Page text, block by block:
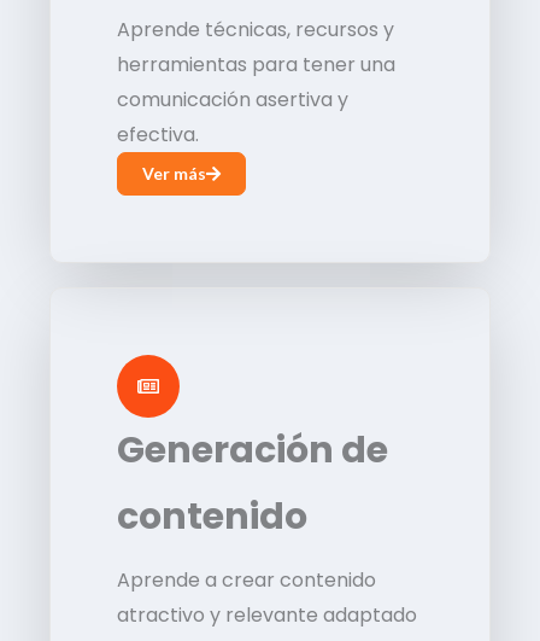
Aprende técnicas, recursos y
herramientas para tener una
comunicación asertiva y
efectiva.
Ver más
Generación de
contenido
Aprende a crear contenido
atractivo y relevante adaptado